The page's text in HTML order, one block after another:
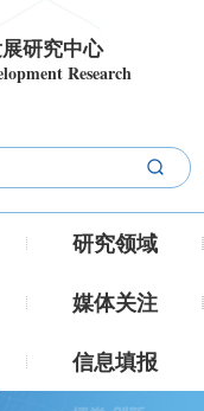
研究中心
Research
研究领域
媒体关注
信息填报